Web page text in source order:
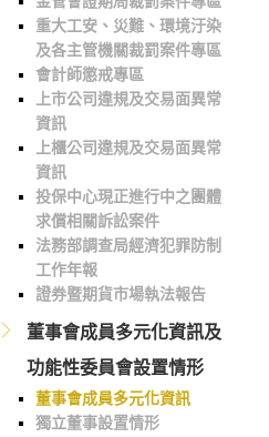
重大工安、災難、環境汙染
及各主管機關裁罰案件專區
會計師懲戒專區
上市公司違規及交易面異常
資訊
上櫃公司違規及交易面異常
資訊
投保中心現正進行中之團體
求償相關訴訟案件
法務部調查局經濟犯罪防制
工作年報
證券暨期貨市場執法報告
董事會成員多元化資訊及
功能性委員會設置情形
董事會成員多元化資訊
獨立董事設置情形